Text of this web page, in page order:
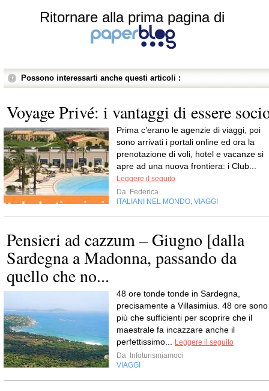
Ritornare alla prima pagina di
Possono interessarti anche questi articoli :
Voyage Privé: i vantaggi di essere
Prima c’erano le agenzie di viaggi, poi
sono arrivati i portali online ed ora la
prenotazione di voli, hotel e vacanze si
apre ad una nuova frontiera: i Club...
Leggere il seguito
Da Federica
ITALIANI NEL MONDO VIAGGI
Pensieri ad cazzum – Giugno [dalla
Sardegna a Madonna, passando da
quello che no...
48 ore tonde tonde in Sardegna,
precisamente a Villasimius. 48 ore sono
più che sufficienti per scoprire che il
maestrale fa incazzare anche il
perfettissimo...
Leggere il seguito
Da
Infoturismiamoci
VIAGGI